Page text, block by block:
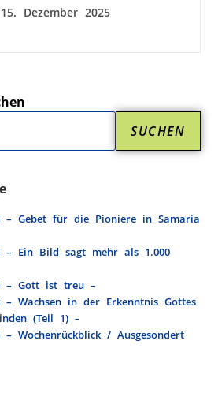
15. Dezember 2025
SUCHEN
– Gebet für die Pioniere in Samaria
– Ein Bild sagt mehr als 1.000
– Gott ist treu –
– Wachsen in der Erkenntnis Gottes
(Teil 1) –
– Wochenrückblick / Ausgesondert